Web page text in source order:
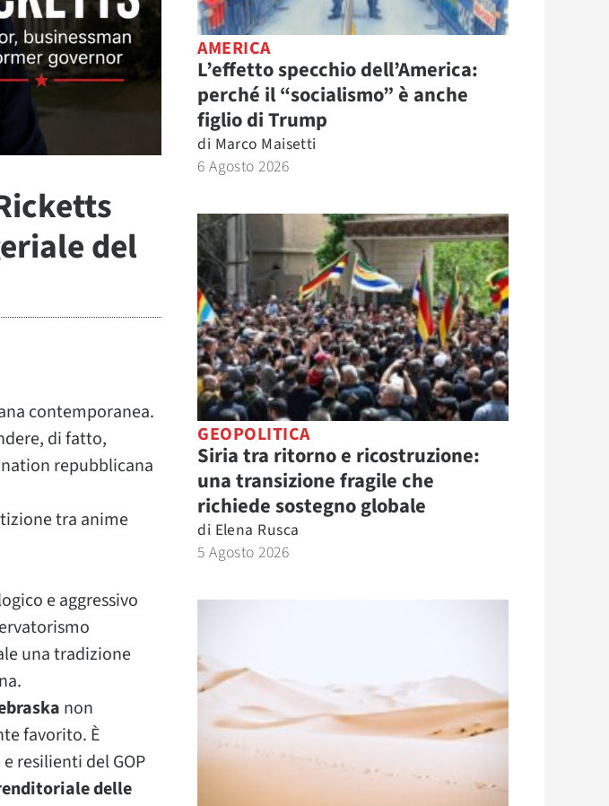
del
contemporanea.
di fatto,
repubblicana
tra anime
e aggressivo
una tradizione
non
favorito. È
resilienti del GOP
delle
AMERICA
L’effetto specchio dell’America:
perché il “socialismo” è anche
figlio di Trump
di Marco Maisetti
6 Agosto 2026
GEOPOLITICA
Siria tra ritorno e ricostruzione:
una transizione fragile che
richiede sostegno globale
di Elena Rusca
5 Agosto 2026